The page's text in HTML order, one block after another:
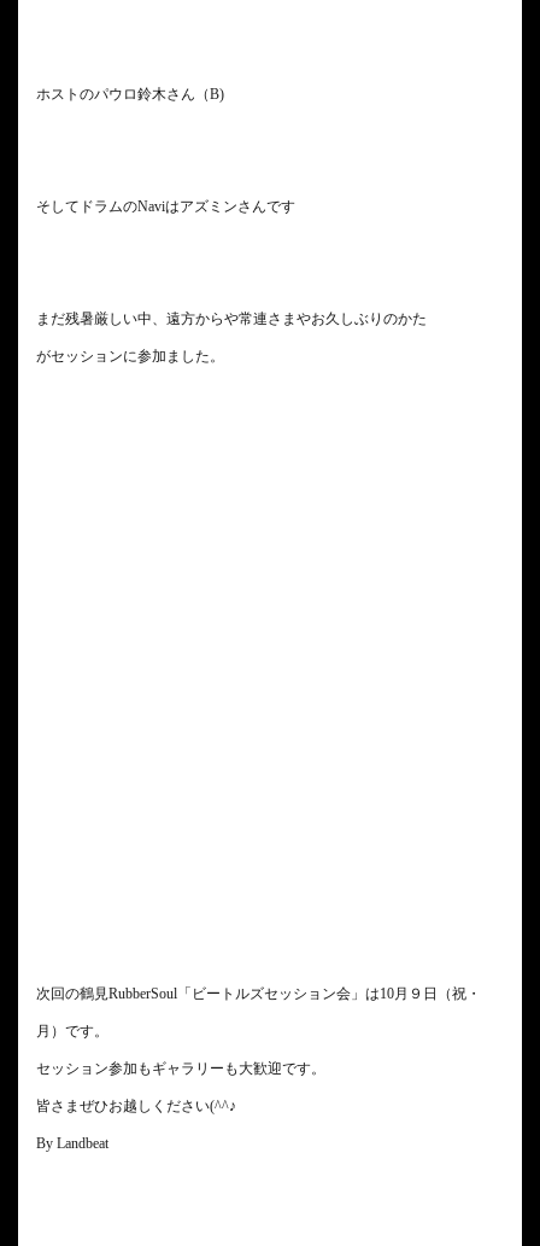
ホストのパウロ鈴木さん（B)
そしてドラムのNaviはアズミンさんです
まだ残暑厳しい中、遠方からや常連さまやお久しぶりのかた
がセッションに参加ました。
次回の鶴見RubberSoul「ビートルズセッション会」は10月９日（祝・
月）です。
セッション参加もギャラリーも大歓迎です。
皆さまぜひお越しください(^^♪
By Landbeat